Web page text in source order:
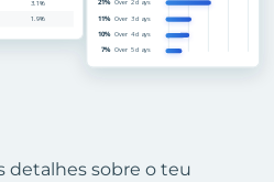
detalhes sobre o teu